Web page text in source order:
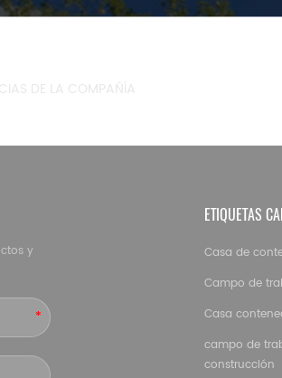
EL BOLETÍN
DE LA COMPAÑÍA
y
ETIQUETAS
Casa de
Campo de
Casa
campo de
construcción